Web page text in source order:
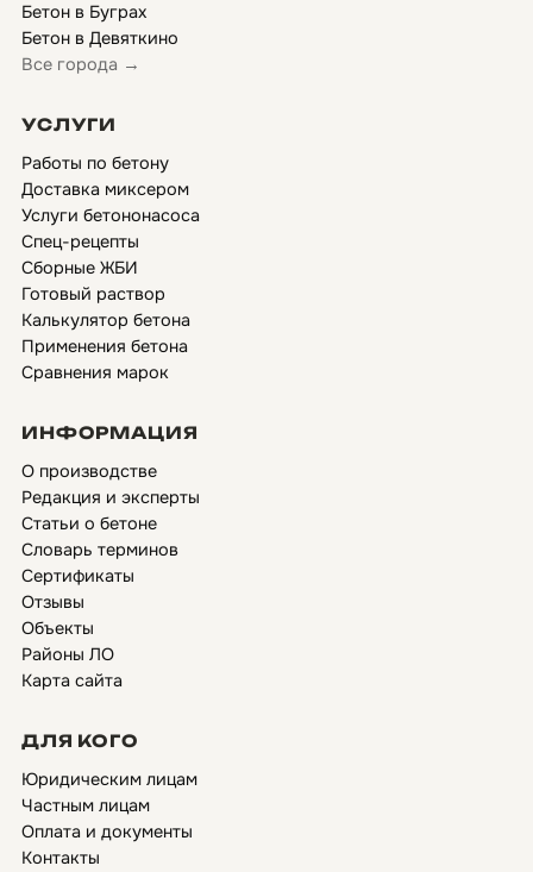
Бетон в Буграх
Бетон в Девяткино
Все города →
УСЛУГИ
Работы по бетону
Доставка миксером
Услуги бетононасоса
Спец-рецепты
Сборные ЖБИ
Готовый раствор
Калькулятор бетона
Применения бетона
Сравнения марок
ИНФОРМАЦИЯ
О производстве
Редакция и эксперты
Статьи о бетоне
Словарь терминов
Сертификаты
Отзывы
Объекты
Районы ЛО
Карта сайта
ДЛЯ КОГО
Юридическим лицам
Частным лицам
Оплата и документы
Контакты